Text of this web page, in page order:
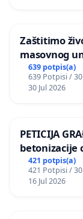
Zaštitimo
masovnog
kuge
639 potpis(a)
639 Potpisi /
30 Jul 2026
PETICIJA
betonizacije
postojećih
donošenju
421 potpis(a)
421 Potpisi /
16 Jul 2026